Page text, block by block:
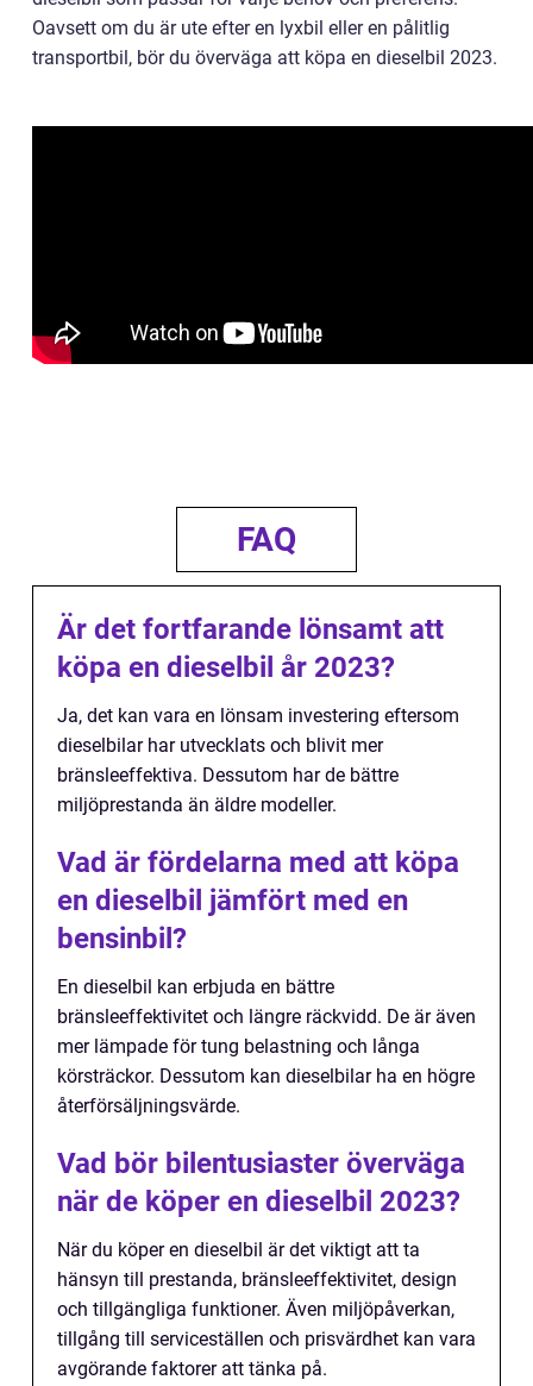
Oavsett om du är ute efter en lyxbil eller en pålitlig
transportbil, bör du överväga att köpa en dieselbil 2023.
FAQ
Är det fortfarande lönsamt att
köpa en dieselbil år 2023?
Ja, det kan vara en lönsam investering eftersom
dieselbilar har utvecklats och blivit mer
bränsleeffektiva. Dessutom har de bättre
miljöprestanda än äldre modeller.
Vad är fördelarna med att köpa
en dieselbil jämfört med en
bensinbil?
En dieselbil kan erbjuda en bättre
bränsleeffektivitet och längre räckvidd. De är även
mer lämpade för tung belastning och långa
körsträckor. Dessutom kan dieselbilar ha en högre
återförsäljningsvärde.
Vad bör bilentusiaster överväga
när de köper en dieselbil 2023?
När du köper en dieselbil är det viktigt att ta
hänsyn till prestanda, bränsleeffektivitet, design
och tillgängliga funktioner. Även miljöpåverkan,
tillgång till serviceställen och prisvärdhet kan vara
avgörande faktorer att tänka på.